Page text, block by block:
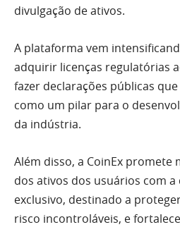
divulgação de ativos.
A plataforma vem
adquirir licenças regulatórias
fazer declarações públicas
como um pilar para o
da indústria.
Além disso, a CoinEx
dos ativos dos usuários com
exclusivo, destinado a
risco incontroláveis, e